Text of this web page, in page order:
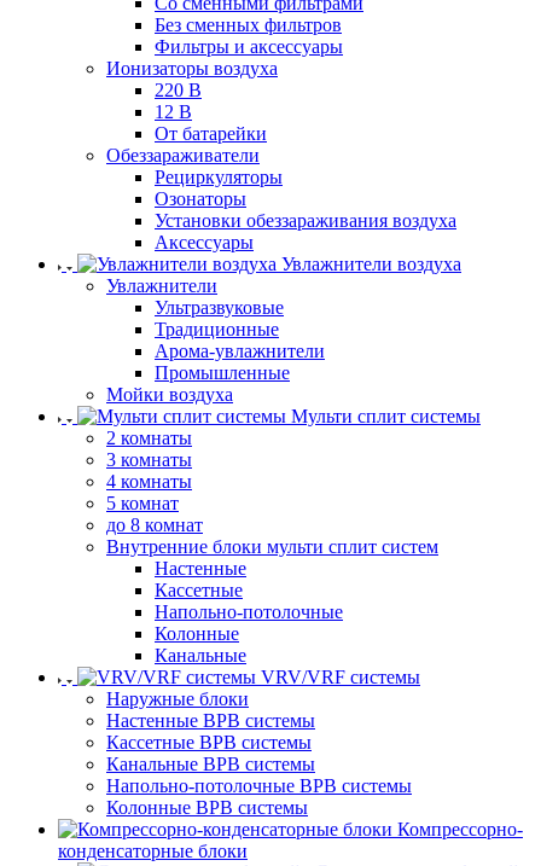
Без сменных фильтров
Фильтры и аксессуары
Ионизаторы воздуха
220 В
12 В
От батарейки
Обеззараживатели
Рециркуляторы
Озонаторы
Установки обеззараживания воздуха
Аксессуары
Увлажнители воздуха
Увлажнители
Ультразвуковые
Традиционные
Арома-увлажнители
Промышленные
Мойки воздуха
Мульти сплит системы
2 комнаты
3 комнаты
4 комнаты
5 комнат
до 8 комнат
Внутренние блоки мульти сплит систем
Настенные
Кассетные
Напольно-потолочные
Колонные
Канальные
VRV/VRF системы
Наружные блоки
Настенные ВРВ системы
Кассетные ВРВ системы
Канальные ВРВ системы
Напольно-потолочные ВРВ системы
Колонные ВРВ системы
Компрессорно-
конденсаторные блоки